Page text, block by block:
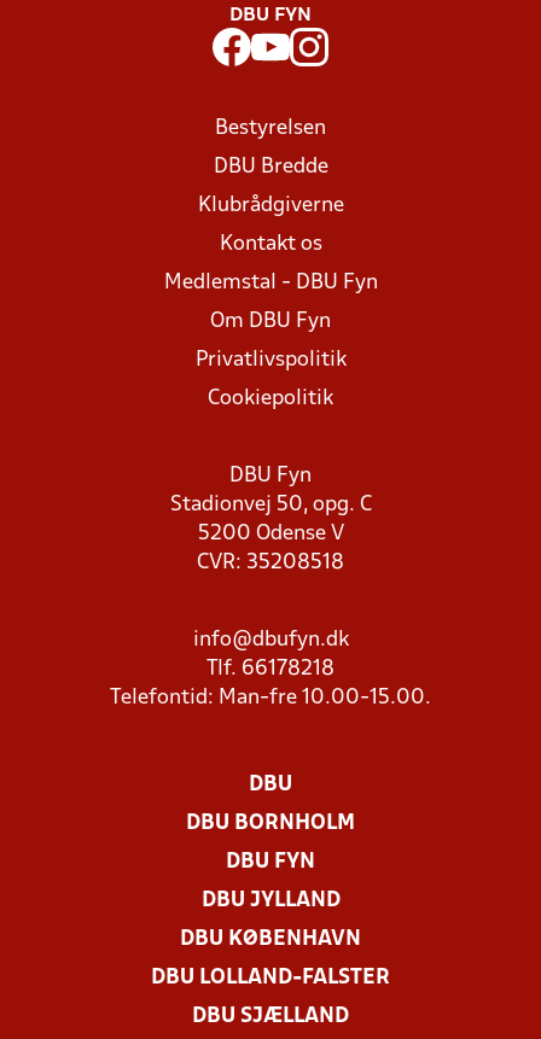
DBU FYN
Bestyrelsen
DBU Bredde
Klubrådgiverne
Kontakt os
Medlemstal - DBU Fyn
Om DBU Fyn
Privatlivspolitik
Cookiepolitik
DBU Fyn
Stadionvej 50, opg. C
5200 Odense V
CVR: 35208518
info@dbufyn.dk
Tlf. 66178218
Telefontid: Man-fre 10.00-15.00.
DBU
DBU BORNHOLM
DBU FYN
DBU JYLLAND
DBU KØBENHAVN
DBU LOLLAND-FALSTER
DBU SJÆLLAND